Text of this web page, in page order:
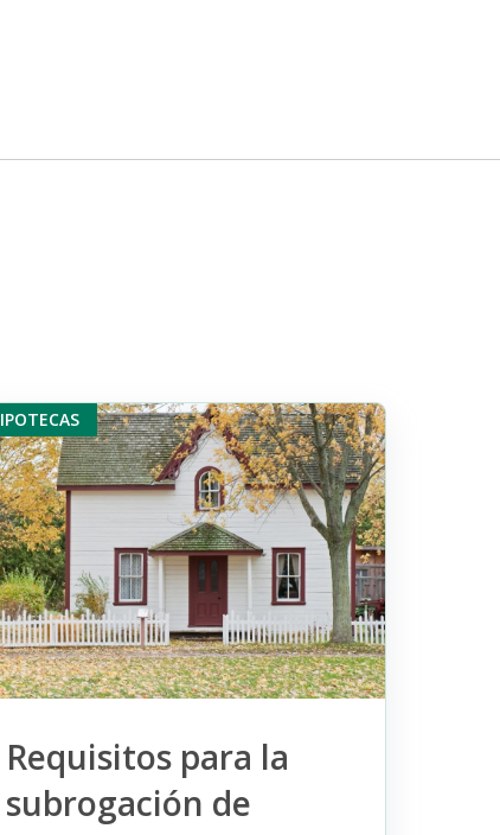
Requisitos para la
subrogación de